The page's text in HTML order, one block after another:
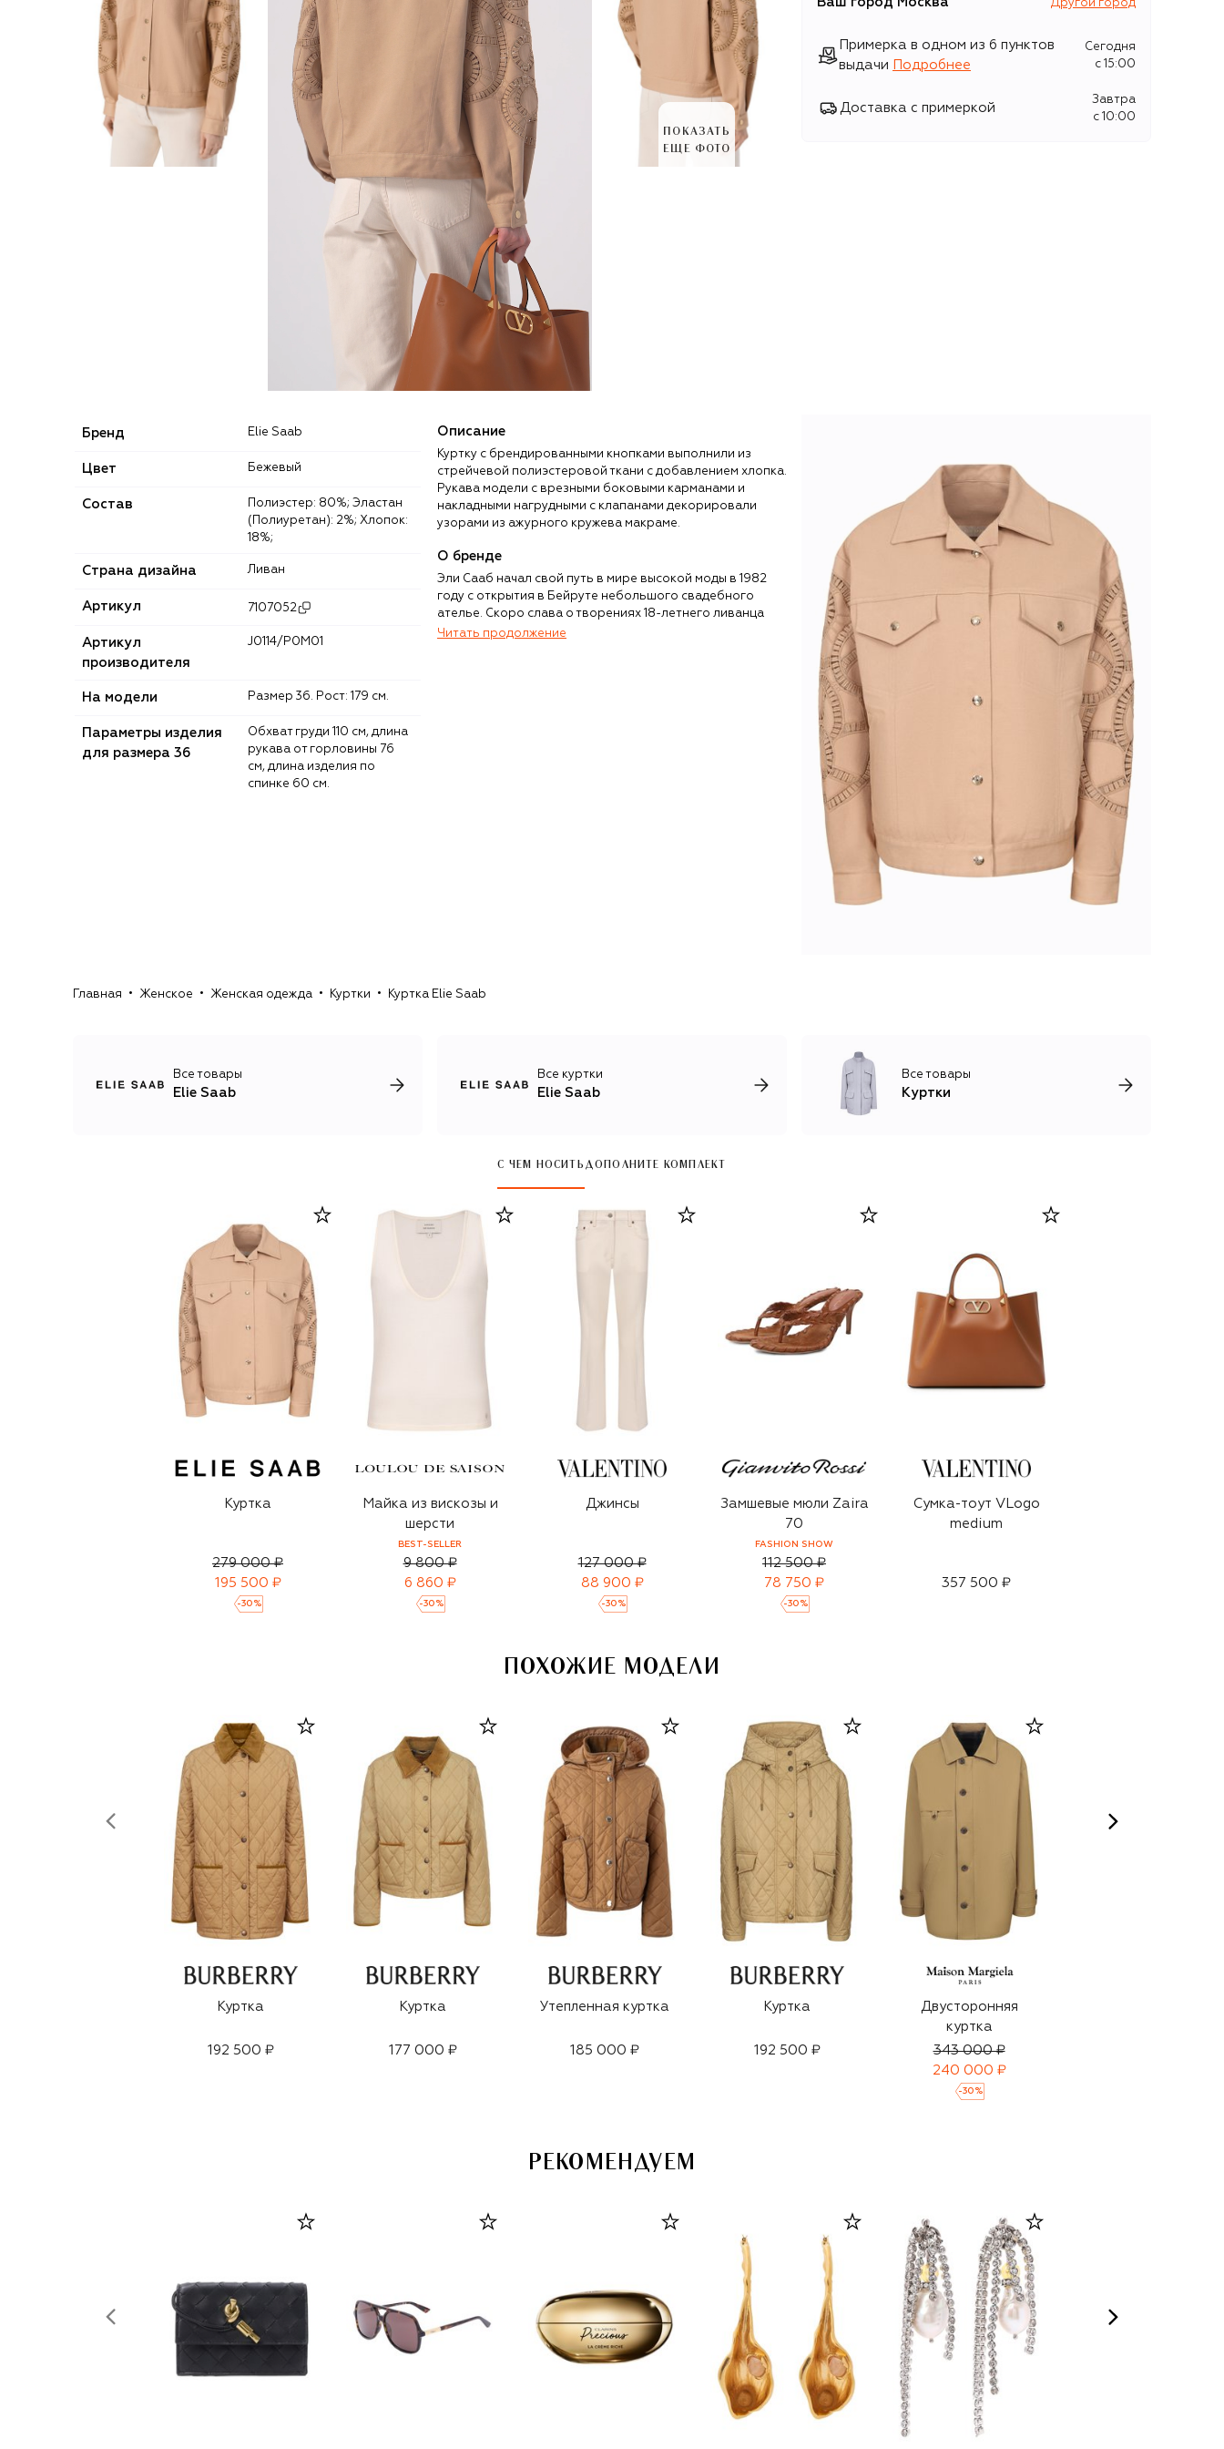
ПОКАЗАТЬ
ЕЩЕ ФОТО
Другой город
Примерка в одном из 6 пунктов
выдачи
Подробнее
Сегодня
c 15:00
Доставка с примеркой
Завтра
c 10:00
Бренд Elie Saab
Цвет Бежевый
Состав
(Полиуретан): 2%; Хлопок:
18%;
Страна дизайна Ливан
Артикул 7107052
Артикул
производителя
J0114/P0M01
На модели Размер 36. Рост: 179 см.
Параметры изделия
для размера 36
Обхват груди 110 см, длина
рукава от горловины 76
см, длина изделия по
спинке 60 см.
Описание
Куртку с брендированными кнопками выполнили из
стрейчевой полиэстеровой ткани с добавлением хлопка.
Рукава модели с врезными боковыми карманами и
накладными нагрудными с клапанами декорировали
узорами из ажурного кружева макраме.
О бренде
Эли Сааб начал свой путь в мире высокой моды в 1982
году с открытия в Бейруте небольшого свадебного
ателье. Скоро слава о творениях 18-летнего ливанца
вышла за пределы его родины — роскошными нарядами
Читать продолжение
Главная Женское Женская одежда Куртки Куртка Elie Saab
Все товары
Elie Saab
Все куртки
Elie Saab
Все товары
Куртки
С ЧЕМ НОСИТЬ ДОПОЛНИТЕ КОМПЛЕКТ
Куртка
279 000 ₽
195 500 ₽
-30 %
Майка из вискозы и
шерсти
BEST-SELLER
9 800 ₽
6 860 ₽
-30 %
Джинсы
127 000 ₽
88 900 ₽
-30 %
Замшевые мюли Zaira
70
FASHION SHOW
112 500 ₽
78 750 ₽
-30 %
Сумка-тоут VLogo
medium
357 500 ₽
ПОХОЖИЕ МОДЕЛИ
Куртка
192 500 ₽
Куртка
177 000 ₽
Утепленная куртка
185 000 ₽
Куртка
192 500 ₽
Двусторонняя
куртка
343 000 ₽
240 000 ₽
-30 %
РЕКОМЕНДУЕМ